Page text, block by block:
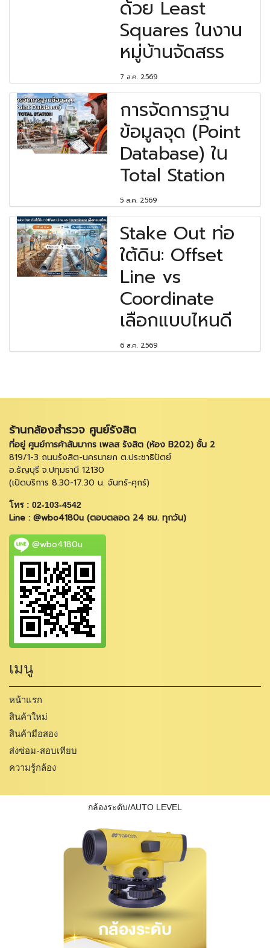
ด้วย Least
Squares ในงาน
หมู่บ้านจัดสรร
7 ส.ค. 2569
การจัดการฐาน
ข้อมูลจุด (Point
Database) ใน
Total Station
5 ส.ค. 2569
Stake Out ท่อ
ใต้ดิน: Offset
Line vs
Coordinate
เลือกแบบไหนดี
6 ส.ค. 2569
ร้านกล้องสำรวจ ศูนย์รังสิต
ที่อยู่ ศูนย์การค้าสัมมากร เพลส รังสิต (ห้อง B202) ชั้น 2
819/1-3 ถนนรังสิต-นครนายก ต.ประชาธิปัตย์
อ.ธัญบุรี จ.ปทุมธานี 12130
(เปิดบริการ 8.30-17.30 น. จันทร์-ศุกร์)
โทร : 02-103-4542
Line : @wbo4180u (ตอบตลอด 24 ชม. ทุกวัน)
@wbo4180u
เมนู
หน้าแรก
สินค้าใหม่
สินค้ามือสอง
ส่งซ่อม-สอบเทียบ
ความรู้กล้อง
กล้องระดับ/AUTO LEVEL